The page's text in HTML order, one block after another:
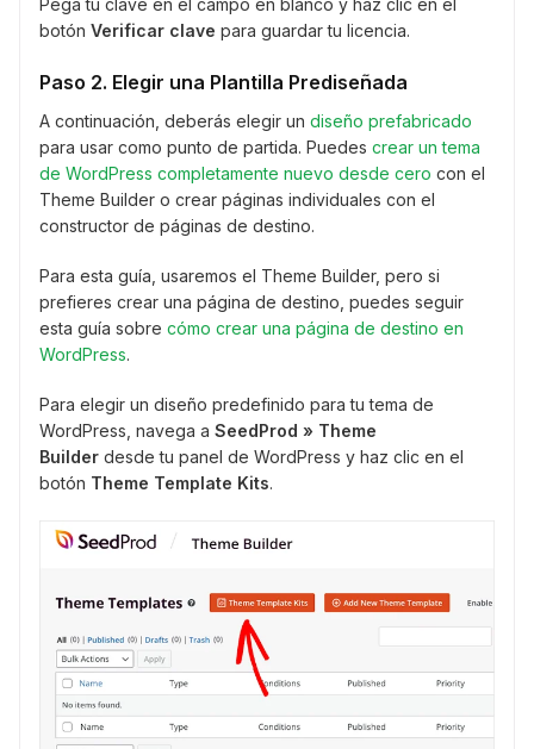
botón Verificar clave para guardar tu licencia.
Paso 2. Elegir una Plantilla Prediseñada
A continuación, deberás elegir un diseño prefabricado
para usar como punto de partida. Puedes crear un tema
de WordPress completamente nuevo desde cero con el
Theme Builder o crear páginas individuales con el
constructor de páginas de destino.
Para esta guía, usaremos el Theme Builder, pero si
prefieres crear una página de destino, puedes seguir
esta guía sobre cómo crear una página de destino en
WordPress.
Para elegir un diseño predefinido para tu tema de
WordPress, navega a SeedProd » Theme
Builder desde tu panel de WordPress y haz clic en el
botón Theme Template Kits.